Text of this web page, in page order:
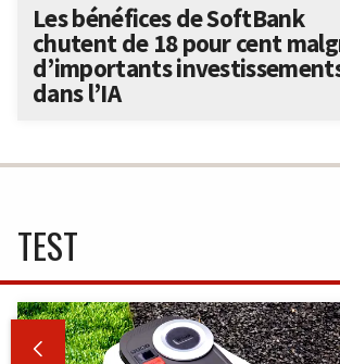
Les bénéfices de SoftBank
chutent de 18 pour cent
d’importants
dans l’IA
TEST
